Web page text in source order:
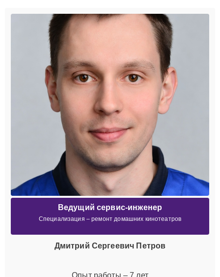
Ведущий сервис-инженер
Специализация – ремонт домашних кинотеатров
Дмитрий Сергеевич Петров
Опыт работы – 7 лет